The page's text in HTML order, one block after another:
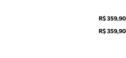
R$ 359,90
R$ 359,90